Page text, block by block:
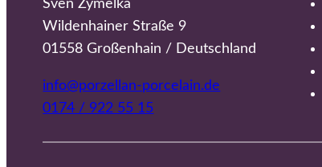
Sven Zymelka
Wildenhainer Straße 9
01558 Großenhain / Deutschland
info@porzellan-porcelain.de
0174 / 922 55 15